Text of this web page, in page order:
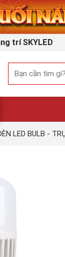
trí SKYLED
kiếm:
LED BULB -